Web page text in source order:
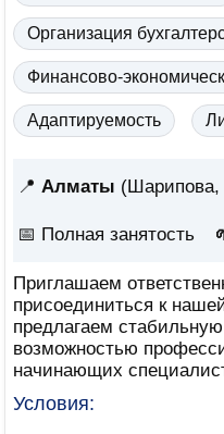
Организация
Финансово-
Адаптируемость
📍 Алматы (Шарипова,
📅 Полная занятость
Приглашаем
присоединиться к
предлагаем
возможностью
начинающих
Условия: